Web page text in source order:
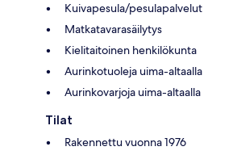
Kuivapesula/pesulapalvelut
Matkatavarasäilytys
Kielitaitoinen henkilökunta
Aurinkotuoleja uima-altaalla
Aurinkovarjoja uima-altaalla
Tilat
Rakennettu vuonna 1976